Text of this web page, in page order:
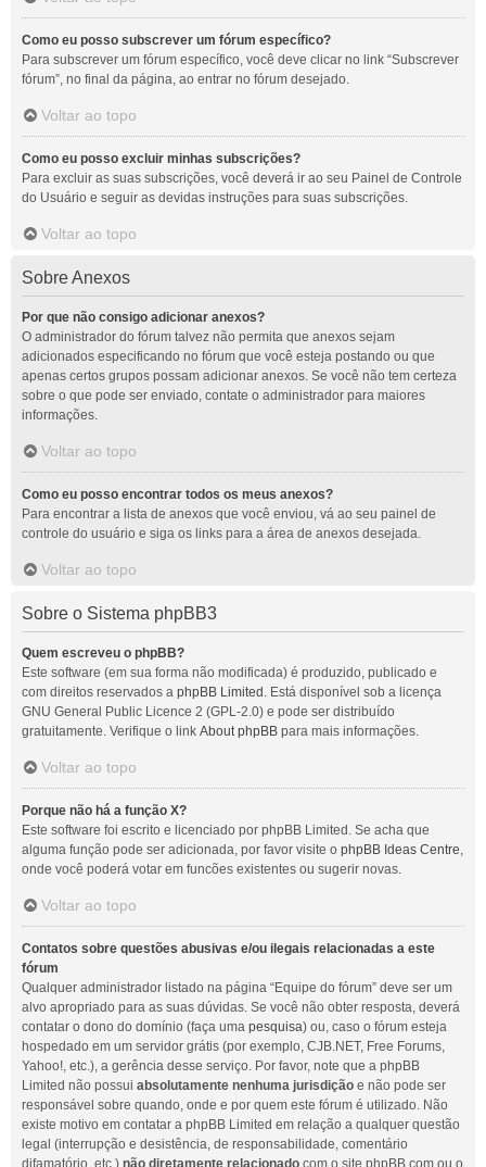
Como eu posso subscrever um fórum específico?
Para subscrever um fórum específico, você deve clicar no link “Subscrever
fórum”, no final da página, ao entrar no fórum desejado.
Voltar ao topo
Como eu posso excluir minhas subscrições?
Para excluir as suas subscrições, você deverá ir ao seu Painel de Controle
do Usuário e seguir as devidas instruções para suas subscrições.
Voltar ao topo
Sobre Anexos
Por que não consigo adicionar anexos?
O administrador do fórum talvez não permita que anexos sejam
adicionados especificando no fórum que você esteja postando ou que
apenas certos grupos possam adicionar anexos. Se você não tem certeza
sobre o que pode ser enviado, contate o administrador para maiores
informações.
Voltar ao topo
Como eu posso encontrar todos os meus anexos?
Para encontrar a lista de anexos que você enviou, vá ao seu painel de
controle do usuário e siga os links para a área de anexos desejada.
Voltar ao topo
Sobre o Sistema phpBB3
Quem escreveu o phpBB?
Este software (em sua forma não modificada) é produzido, publicado e
com direitos reservados a phpBB Limited . Está disponível sob a licença
GNU General Public Licence 2 (GPL-2.0) e pode ser distribuído
gratuitamente. Verifique o link About phpBB para mais informações.
Voltar ao topo
Porque não há a função X?
Este software foi escrito e licenciado por phpBB Limited. Se acha que
alguma função pode ser adicionada, por favor visite o phpBB Ideas Centre,
onde você poderá votar em funcões existentes ou sugerir novas.
Voltar ao topo
Contatos sobre questões abusivas e/ou ilegais relacionadas a este
fórum
Qualquer administrador listado na página “Equipe do fórum” deve ser um
alvo apropriado para as suas dúvidas. Se você não obter resposta, deverá
contatar o dono do domínio (faça uma pesquisa) ou, caso o fórum esteja
hospedado em um servidor grátis (por exemplo, CJB.NET, Free Forums,
Yahoo!, etc.), a gerência desse serviço. Por favor, note que a phpBB
Limited não possui absolutamente nenhuma jurisdição e não pode ser
responsável sobre quando, onde e por quem este fórum é utilizado. Não
existe motivo em contatar a phpBB Limited em relação a qualquer questão
legal (interrupção e desistência, de responsabilidade, comentário
difamatório, etc.) não diretamente relacionado com o site phpBB.com ou o